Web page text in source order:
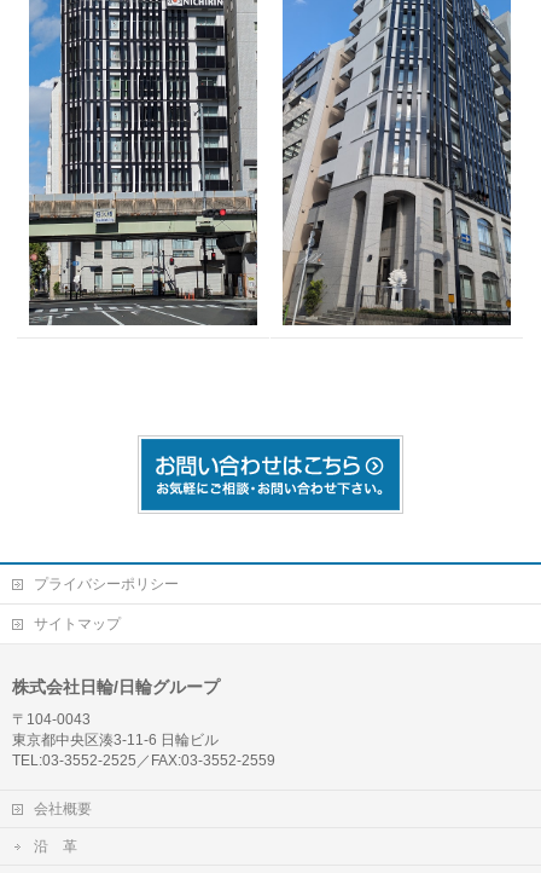
プライバシーポリシー
サイトマップ
株式会社日輪/日輪グループ
〒104-0043
東京都中央区湊3-11-6 日輪ビル
TEL:03-3552-2525／FAX:03-3552-2559
会社概要
沿 革